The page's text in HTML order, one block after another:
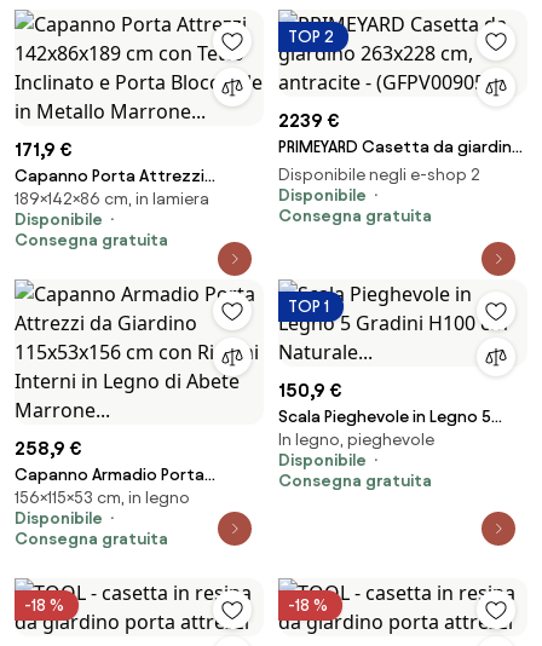
171,9 €
Capanno Porta Attrezzi
142x86x189 cm con Tetto
Inclinato e Porta Bloccabile in
Metallo Marrone...
189×142×86 cm, in lamiera
Disponibile
Consegna gratuita
TOP 2
2239 €
PRIMEYARD Casetta da giardino
263x228 cm, antracite -
(GFPV00905)
Disponibile negli e-shop 2
Disponibile
Consegna gratuita
258,9 €
Capanno Armadio Porta
Attrezzi da Giardino 115x53x156
cm con Ripiani Interni in Legno
di Abete Marrone...
156×115×53 cm, in legno
Disponibile
Consegna gratuita
TOP 1
150,9 €
Scala Pieghevole in Legno 5
Gradini H100 cm Naturale...
In legno, pieghevole
Disponibile
Consegna gratuita
-18 % -18 %